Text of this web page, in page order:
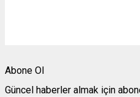
Abone Ol
Güncel haberler almak için